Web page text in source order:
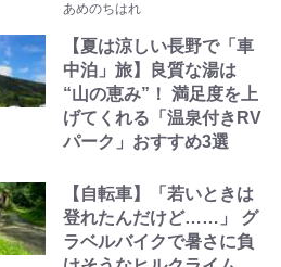
あめのちはれ
【夏は涼しい長野で「車
中泊」旅】良質な湯は
“山の恵み”！ 満足度を上
げてくれる「温泉付きRV
パーク」おすすめ3選
【自転車】「若いときは
登れたんだけど……」 グ
ラベルバイクで暑さに負